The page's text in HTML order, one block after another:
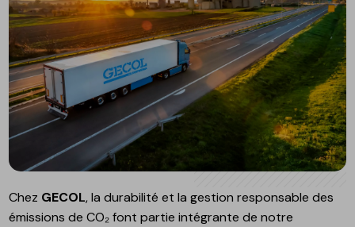
Chez GECOL, la durabilité et la gestion responsable des
émissions de CO₂ font partie intégrante de notre